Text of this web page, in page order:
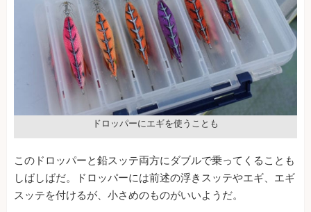
ドロッパーにエギを使うことも
このドロッパーと鉛スッテ両方にダブルで乗ってくることも
しばしばだ。ドロッパーには前述の浮きスッテやエギ、エギ
スッテを付けるが、小さめのものがいいようだ。